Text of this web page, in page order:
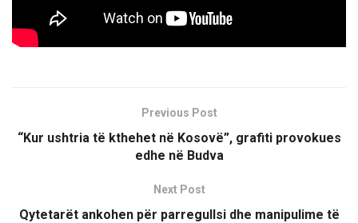
Previous Post
“Kur ushtria të kthehet në Kosovë”, grafiti provokues
edhe në Budva
Next Post
Qytetarët ankohen për parregullsi dhe manipulime të